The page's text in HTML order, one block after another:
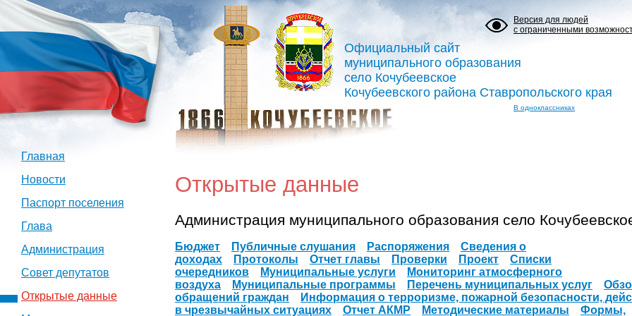
Версия для людей
с ограниченными
Официальный сайт
муниципального образования
село Кочубеевское
Кочубеевского района Ставропольского края
В одноклассниках
Главная
Новости
Паспорт поселения
Глава
Администрация
Совет депутатов
Открытые данные
Открытые данные
Администрация муниципального образования село
Бюджет Публичные слушания Распоряжения
Сведения о
доходах
Протоколы Отчет главы Проверки Проект
Списки
очередников
Муниципальные услуги
Мониторинг атмосферного
воздуха
Муниципальные программы Перечень муниципальных услуг
обращений граждан
Информация о терроризме, пожарной безопасности,
в чрезвычайных ситуациях
Отчет АКМР Методические материалы
Формы,